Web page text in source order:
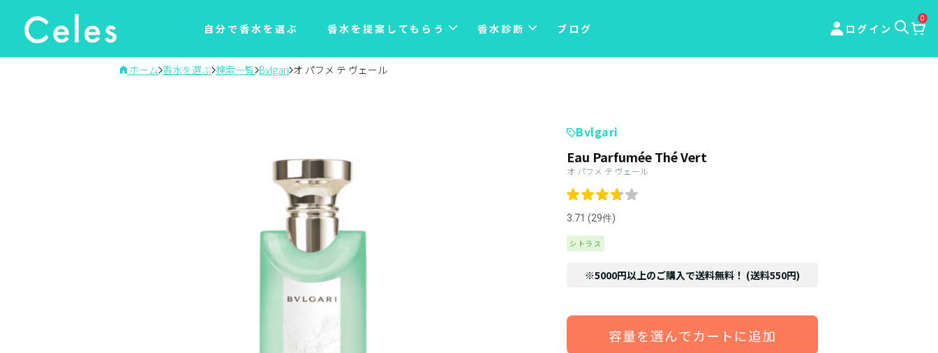
自分で香水を選ぶ 香水を提案してもらう 香水診断 ブログ ログイン
0
ホーム 香水を選ぶ 検索一覧 Bvlgari オ パフメ テ ヴェール
Bvlgari
Eau Parfumée Thé Vert
オ パフメ テ ヴェール
3.71 (29件)
シトラス
※5000円以上のご購入で送料無料！ (送料550円)
容量を選んでカートに追加